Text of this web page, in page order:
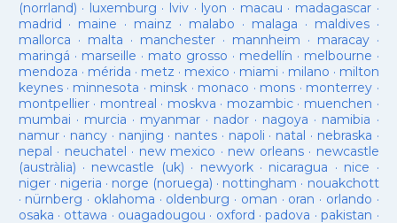
(norrland) · luxemburg · lviv · lyon · macau · madagascar·
madrid · maine · mainz · malabo · malaga · maldives·
mallorca · malta · manchester· mannheim · maracay·
maringá · marseille · mato grosso · medellín · melbourne ·
mendoza · mérida · metz · mexico · miami · milano · milton
keynes· minnesota · minsk · monaco · mons · monterrey ·
montpellier· montreal · moskva · mozambic· muenchen ·
mumbai · murcia · myanmar· nador · nagoya · namibia ·
namur· nancy · nanjing · nantes · napoli · natal · nebraska ·
nepal · neuchatel · new mexico · new orleans· newcastle
(austràlia) · newcastle (uk) · newyork· nicaragua · nice ·
niger· nigeria · norge (noruega) · nottingham · nouakchott
· nürnberg · oklahoma · oldenburg · oman · oran · orlando ·
osaka · ottawa · ouagadougou · oxford ·padova ·pakistan ·